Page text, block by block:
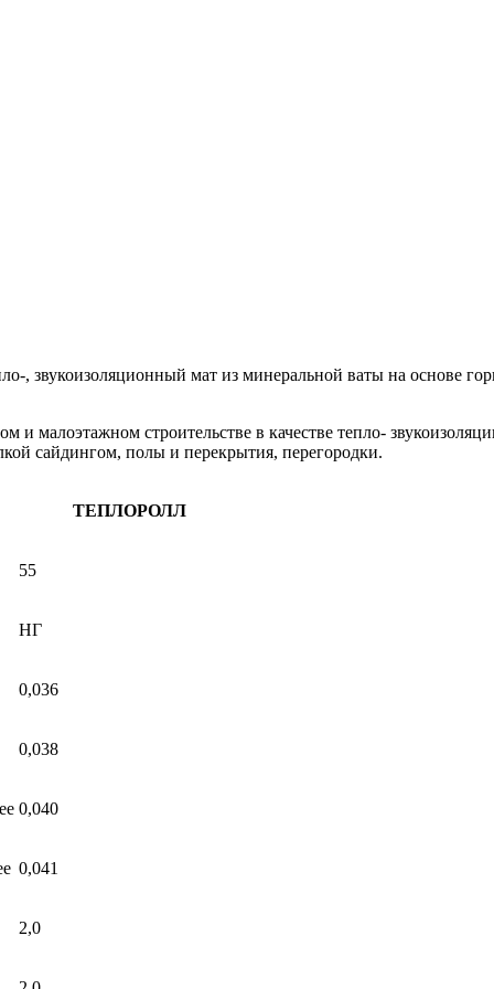
, звукоизоляционный мат из минеральной ваты на основе
строительстве в качестве тепло-
сайдингом, полы и перекрытия, перегородки.
ТЕПЛОРОЛЛ
55
НГ
0,036
0,038
0,040
0,041
2,0